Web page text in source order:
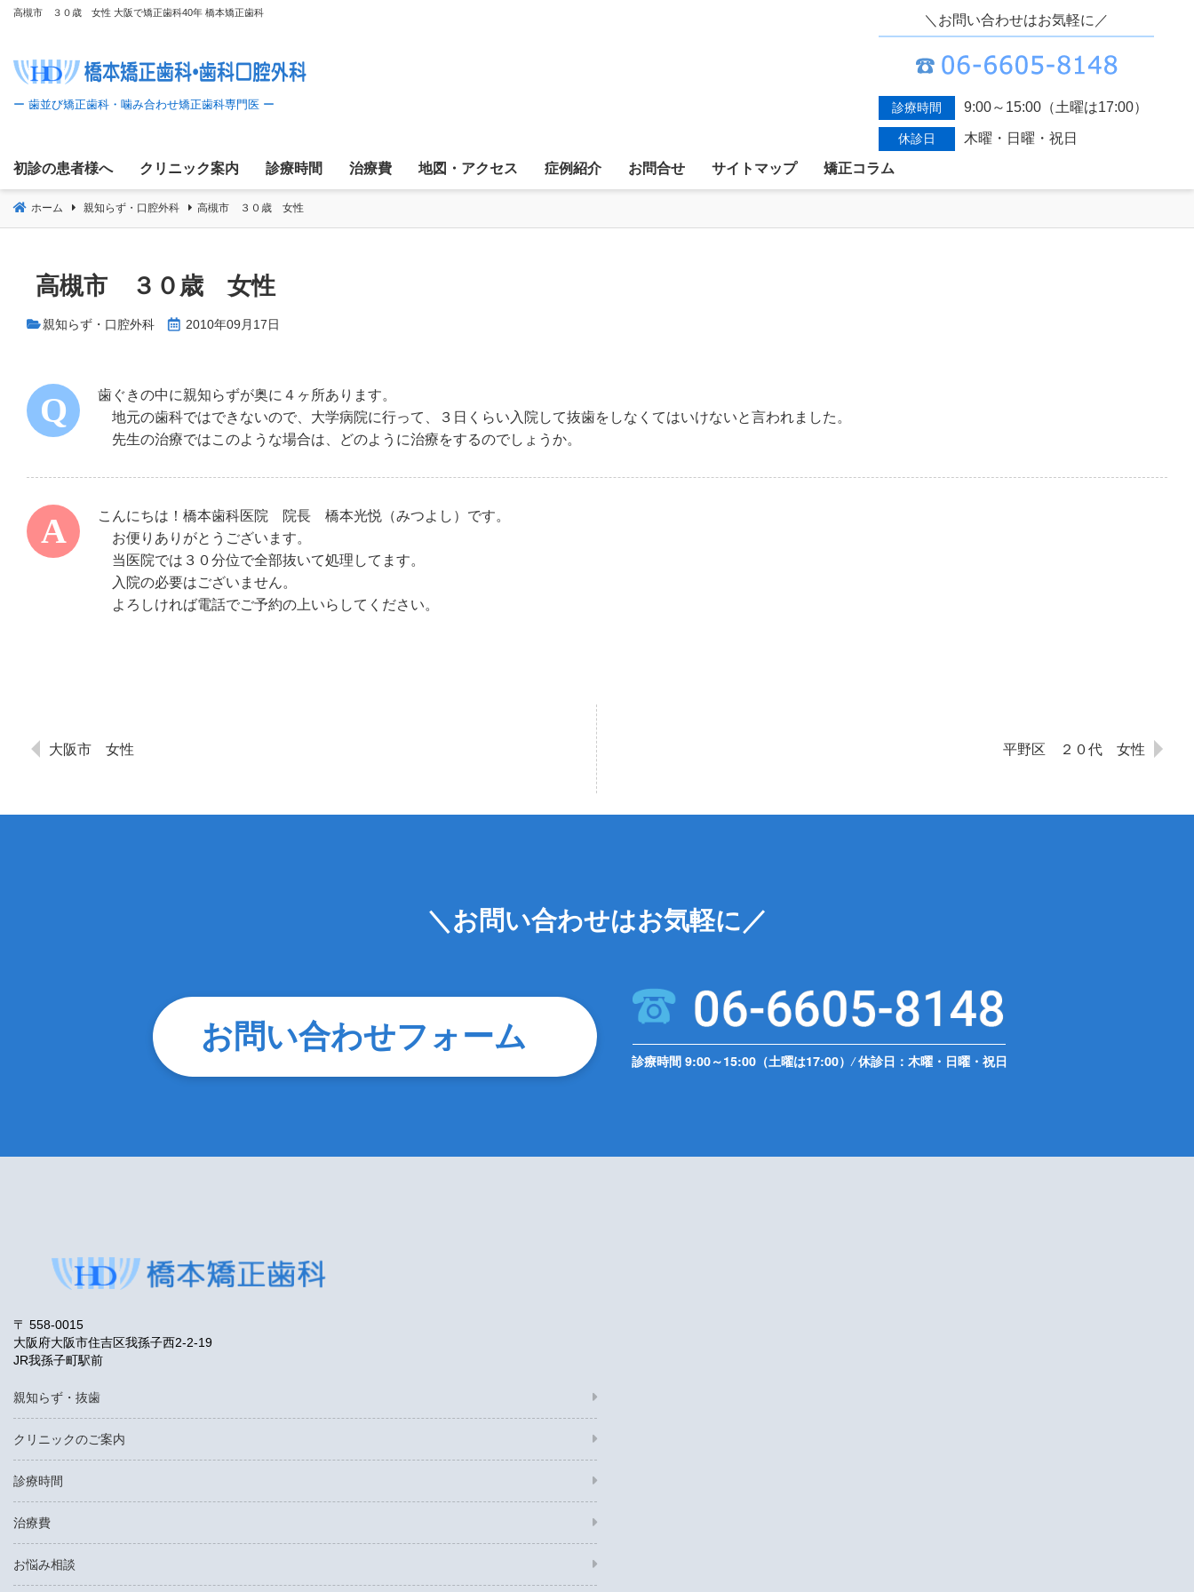
高槻市 ３０歳 女性 大阪で矯正歯科40年 橋本矯正歯科 ＼お問い合わせはお気軽に／
診療時間 9:00～15:00（土曜は17:00）
休診日 木曜・日曜・祝日
初診の患者様へ クリニック案内 診療時間 治療費 地図・アクセス 症例紹介 お問合せ サイトマップ 矯正コラム
ホーム 親知らず・口腔外科 高槻市 ３０歳 女性
高槻市 ３０歳 女性
親知らず・口腔外科 2010年09月17日
歯ぐきの中に親知らずが奥に４ヶ所あります。
地元の歯科ではできないので、大学病院に行って、３日くらい入院して抜歯をしなくてはいけないと言われました。
先生の治療ではこのような場合は、どのように治療をするのでしょうか。
こんにちは！橋本歯科医院 院長 橋本光悦（みつよし）です。
お便りありがとうございます。
当医院では３０分位で全部抜いて処理してます。
入院の必要はございません。
よろしければ電話でご予約の上いらしてください。
大阪市 女性 平野区 ２０代 女性
＼お問い合わせはお気軽に／
お問い合わせフォーム
診療時間 9:00～15:00（土曜は17:00） /休診日：木曜・日曜・祝日
〒 558-0015
大阪府大阪市住吉区我孫子西2-2-19
JR我孫子町駅前
親知らず・抜歯
クリニックのご案内
診療時間
治療費
お悩み相談